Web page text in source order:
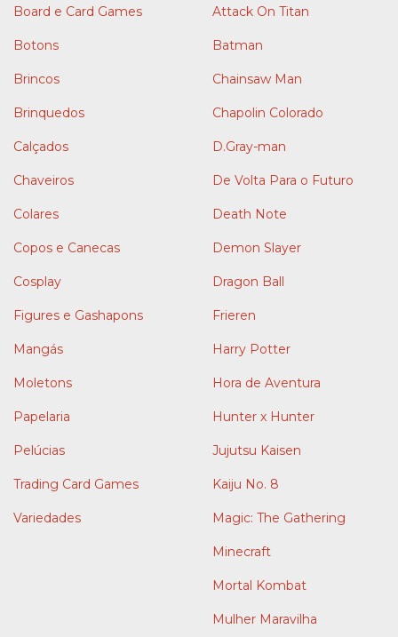
Board e Card Games
Botons
Brincos
Brinquedos
Calçados
Chaveiros
Colares
Copos e Canecas
Cosplay
Figures e Gashapons
Mangás
Moletons
Papelaria
Pelúcias
Trading Card Games
Variedades
Attack On Titan
Batman
Chainsaw Man
Chapolin Colorado
D.Gray-man
De Volta Para o Futuro
Death Note
Demon Slayer
Dragon Ball
Frieren
Harry Potter
Hora de Aventura
Hunter x Hunter
Jujutsu Kaisen
Kaiju No. 8
Magic: The Gathering
Minecraft
Mortal Kombat
Mulher Maravilha